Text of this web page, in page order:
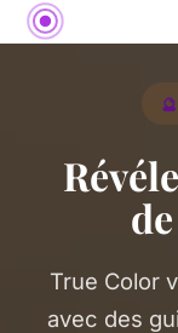
True Color
avec des